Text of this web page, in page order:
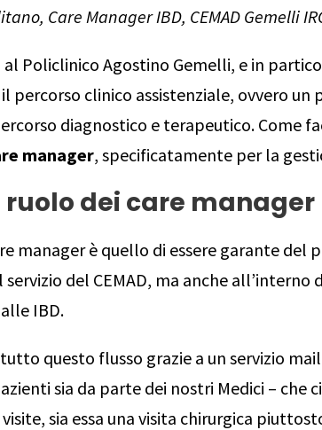
Care Manager IBD, CEMAD Gemelli
al Policlinico Agostino Gemelli, e in
percorso clinico assistenziale, ovvero
diagnostico e terapeutico. Come
manager, specificatamente per la
ruolo dei care manager
manager è quello di essere garante del
servizio del CEMAD, ma anche
IBD.
questo flusso grazie a un servizio
sia da parte dei nostri Medici – che
sia essa una visita chirurgica